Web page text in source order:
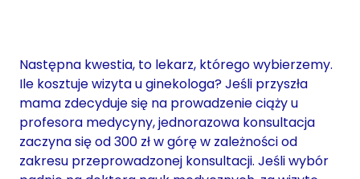
Następna kwestia, to lekarz, którego wybierzemy.
Ile kosztuje wizyta u ginekologa? Jeśli przyszła
mama zdecyduje się na prowadzenie ciąży u
profesora medycyny, jednorazowa konsultacja
zaczyna się od 300 zł w górę w zależności od
zakresu przeprowadzonej konsultacji. Jeśli wybór